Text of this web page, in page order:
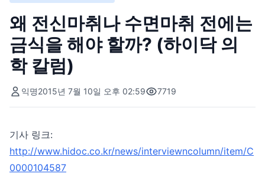
왜 전신마취나 수면마취 전에는
금식을 해야 할까? (하이닥 의
학 칼럼)
익명2015년 7월 10일 오후 02:59 7719
기사 링크:
http://www.hidoc.co.kr/news/interviewncolumn/item/C
0000104587